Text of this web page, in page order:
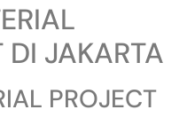
JAKARTA
PROJECT